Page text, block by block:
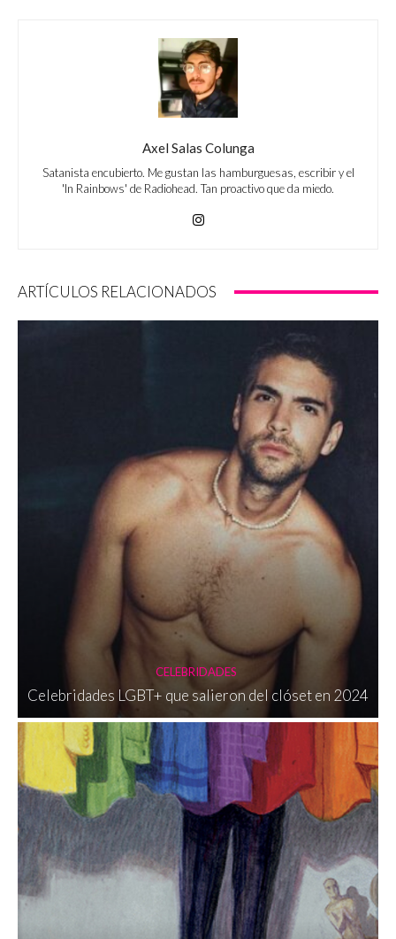
Axel Salas Colunga
Satanista encubierto. Me gustan las hamburguesas, escribir y el
'In Rainbows' de Radiohead. Tan proactivo que da miedo.
ARTÍCULOS RELACIONADOS
CELEBRIDADES
Celebridades LGBT+ que salieron del clóset en 2024